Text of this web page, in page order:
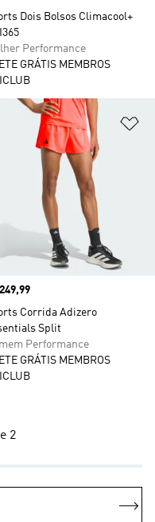
Dois Bolsos Climacool+
Performance
GRÁTIS MEMBROS
à Lista de Desejos
Corrida Adizero
Split
Performance
GRÁTIS MEMBROS
2